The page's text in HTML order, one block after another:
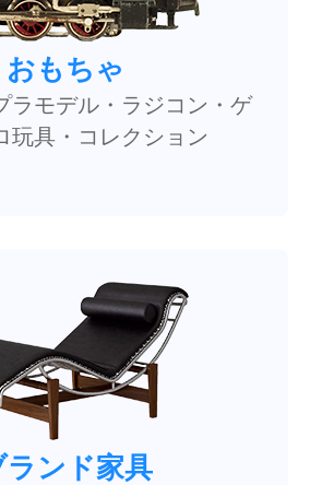
おもちゃ
ラモデル・ラジコン・ゲ
玩具・コレクション
ランド家具